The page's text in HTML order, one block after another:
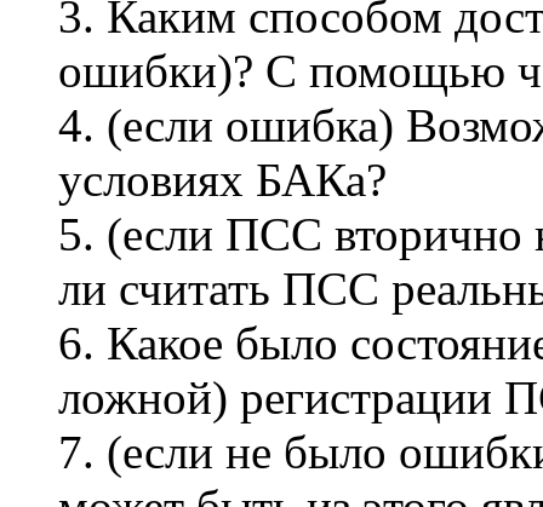
3. Каким способом
ошибки)? С помощью
4. (если ошибка)
условиях БАКа?
5. (если ПСС вторично
ли считать ПСС
6. Какое было
ложной) регистрации
7. (если не было